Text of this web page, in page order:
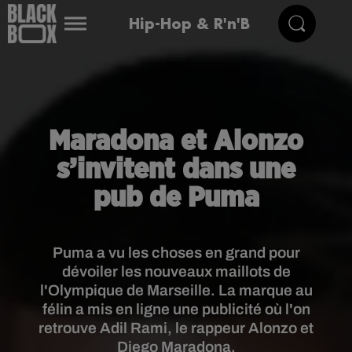
Hip-Hop & R'n'B
Maradona et Alonzo
s’invitent dans une
pub de Puma
Puma a vu les choses en grand pour
dévoiler les nouveaux maillots de
l'Olympique de Marseille. La marque au
félin a mis en ligne une publicité où l'on
retrouve Adil Rami, le rappeur Alonzo et
Diego Maradona.